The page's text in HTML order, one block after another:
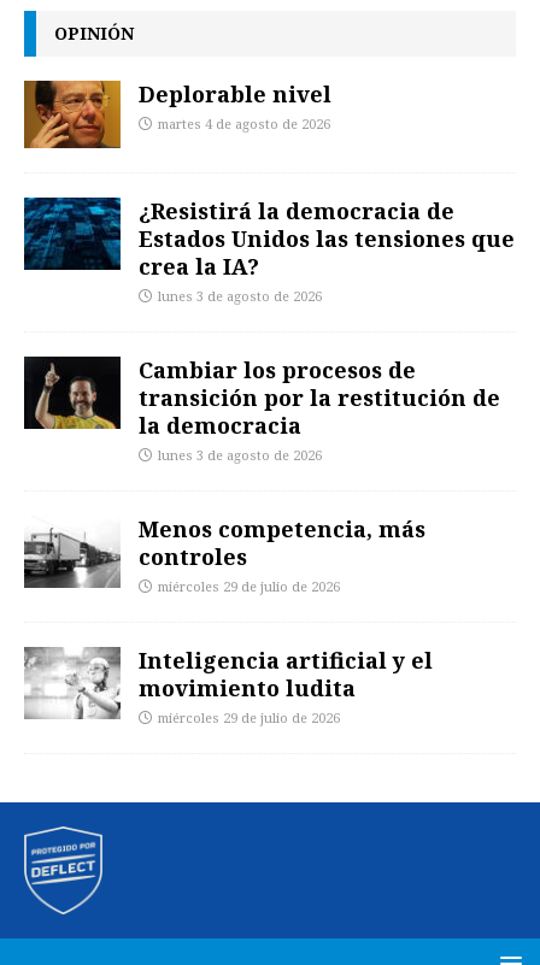
OPINIÓN
Deplorable nivel
martes 4 de agosto de 2026
¿Resistirá la democracia de
Estados Unidos las tensiones que
crea la IA?
lunes 3 de agosto de 2026
Cambiar los procesos de
transición por la restitución de
la democracia
lunes 3 de agosto de 2026
Menos competencia, más
controles
miércoles 29 de julio de 2026
Inteligencia artificial y el
movimiento ludita
miércoles 29 de julio de 2026